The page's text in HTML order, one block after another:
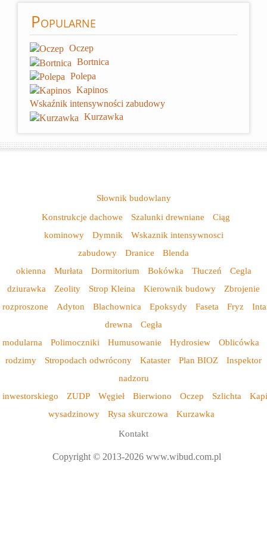
Popularne
Oczep
Bortnica
Polepa
Kapinos
Wskaźnik intensywności zabudowy
Kurzawka
Słownik budowlany
Konstrukcje dachowe
Szalunki drewniane
Ciąg
kominowy
Dymnik
Wskaznik intensywnosci
zabudowy
Dranice
Blenda
okienna
Murłata Dormitorium Bokówka Tłuczeń
Cegla
dziurawka
Zeolity Strop Kleina Kierownik budowy
Zbrojenie
rozproszone
Adyton Blachownica Epoksydy Faseta Fryz
drewna
Cegła
modularna
Polimoczniki Humusowanie Hydrosiew
Oblicówka
rodzimy
Stropodach odwrócony Kataster Plan BIOZ
Inspektor
nadzoru
inwestorskiego
ZUDP Węgieł Bierwiono Oczep Szlichta
wysadzinowy
Rysa skurczowa
Kurzawka
Kontakt
Copyright © 2013-2026 www.wibud.com.pl